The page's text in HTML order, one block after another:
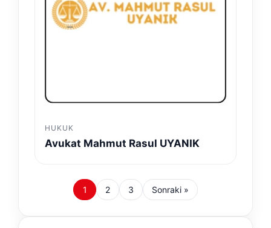
HUKUK
Avukat Mahmut Rasul UYANIK
1 2 3 Sonraki »